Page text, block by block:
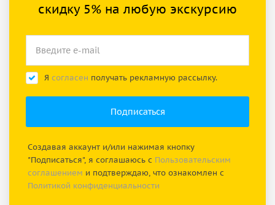
скидку 5% на любую экскурсию
Я согласен получать рекламную рассылку.
Создавая аккаунт и/или нажимая кнопку
"Подписаться", я соглашаюсь с Пользовательским
соглашением и подтверждаю, что ознакомлен с
Политикой конфиденциальности